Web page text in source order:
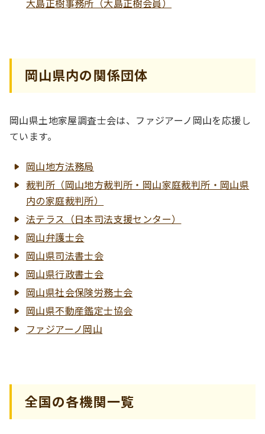
大島正樹事務所（大島正樹会員）
岡山県内の関係団体
岡山県土地家屋調査士会は、ファジアーノ岡山を応援し
ています。
岡山地方法務局
裁判所（岡山地方裁判所・岡山家庭裁判所・岡山県
内の家庭裁判所）
法テラス（日本司法支援センター）
岡山弁護士会
岡山県司法書士会
岡山県行政書士会
岡山県社会保険労務士会
岡山県不動産鑑定士協会
ファジアーノ岡山
全国の各機関一覧